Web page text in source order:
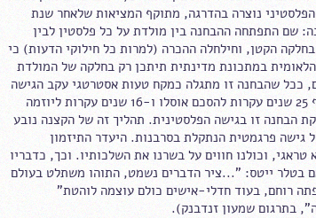
נוצרה בהדרגה, מתוקף המציאות שלאחר שנת
שם התפתחה ההבחנה בין מולדת על כל פלסטין לבין
הקטן, וחילחלה ההכרה (למרות כל חילוקי הדעות) כי
במתכונת מדינתית תיתכן רק בחלקה של המולדת
ככל שהבחנה זו מתגלה כמקח טעות אסטרטגי עקב הגישה
הישראלית (בחלוף 25 שנים עקרות להסכם אוסלו ו-16 שנים עקרות ליוזמה
הבחנה זו בגישה הפלסטינית. תהליך זה של הקצנה נובע
גישה פרגמטית הנתקלת בסרבנות. היעדר התיזמון
טראגי, וכולנו חווים על בשרנו את השלכותיו. וכך, כדבריו
בטלר ייטס: "...ציר הדברים נשמט, התוהו משתלט בעולם
רוחם, בעוד חדלי-אישים כולם עוצמה לוהטת"
בתרגום שמעון זנדבנק).